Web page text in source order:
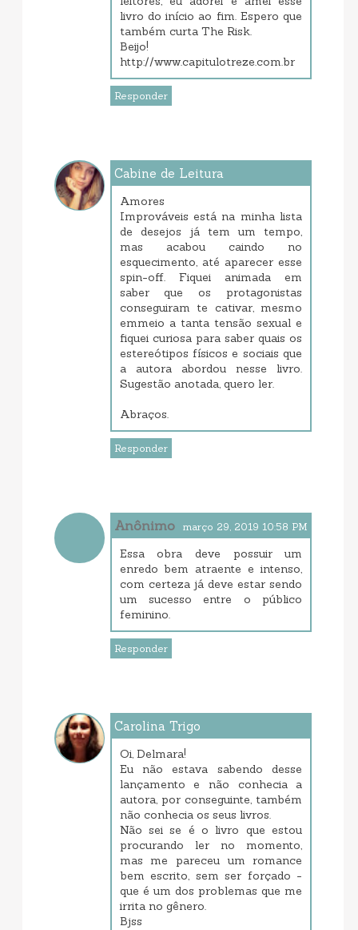
livro do início ao fim. Espero que
também curta The Risk.
Beijo!
http://www.capitulotreze.com.br
Responder
Cabine de Leitura
Amores
Improváveis está na minha lista
de desejos já tem um tempo,
mas acabou caindo no
esquecimento, até aparecer esse
spin-off. Fiquei animada em
saber que os protagonistas
conseguiram te cativar, mesmo
emmeio a tanta tensão sexual e
fiquei curiosa para saber quais os
estereótipos físicos e sociais que
a autora abordou nesse livro.
Sugestão anotada, quero ler.
Abraços.
Responder
Anônimo março 29, 2019 10:58 PM
Essa obra deve possuir um
enredo bem atraente e intenso,
com certeza já deve estar sendo
um sucesso entre o público
feminino.
Responder
Carolina Trigo
Oi, Delmara!
Eu não estava sabendo desse
lançamento e não conhecia a
autora, por conseguinte, também
não conhecia os seus livros.
Não sei se é o livro que estou
procurando ler no momento,
mas me pareceu um romance
bem escrito, sem ser forçado -
que é um dos problemas que me
irrita no gênero.
Bjss